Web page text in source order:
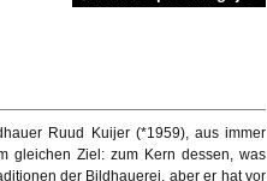
Ruud Kuijer (*1959), aus immer
gleichen Ziel: zum Kern dessen, was
der Bildhauerei, aber er hat vor